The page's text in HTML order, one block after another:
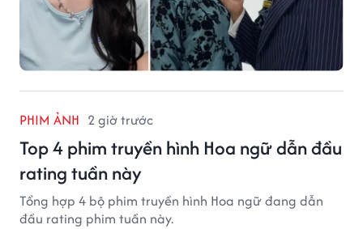
PHIM ẢNH 2 giờ trước
Top 4 phim truyền hình Hoa ngữ dẫn đầu
rating tuần này
Tổng hợp 4 bộ phim truyền hình Hoa ngữ đang dẫn
đầu rating phim tuần này.